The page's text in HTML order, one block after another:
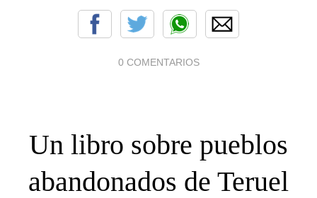
0 COMENTARIOS
Un libro sobre pueblos
abandonados de Teruel